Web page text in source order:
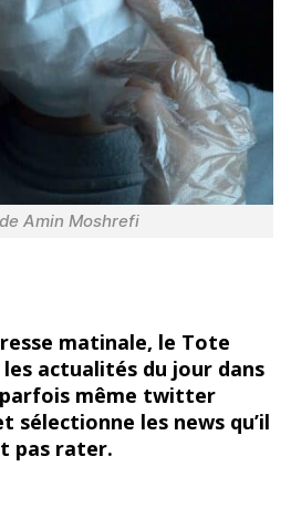
Amin Moshrefi
matinale, le Tote
actualités du jour dans
même twitter
sélectionne les news qu’il
pas rater.